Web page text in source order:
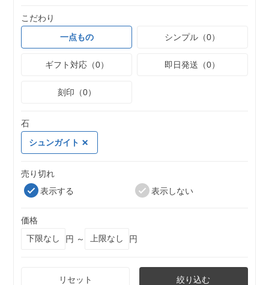
こだわり
一点もの
シンプル（0）
ギフト対応（0） 即日発送（0）
刻印（0）
石
シュンガイト
売り切れ
表示する
表示しない
価格
円 ～
円
リセット 絞り込む